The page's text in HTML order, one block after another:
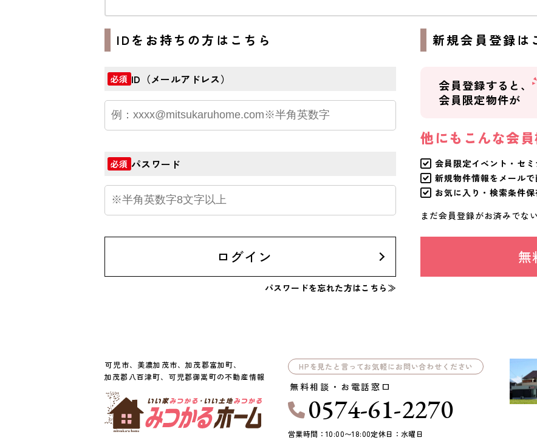
IDをお持ちの方はこちら
必須 ID（メールアドレス）
必須 パスワード
ログイン
パスワードを忘れた方はこちら≫
新規会員登録は
会員登録すると、
会員限定物件が
他にもこんな会
会員限定イベント・セ
新規物件情報をメールで
お気に入り・検索条件
まだ会員登録がお済みでな
無
可児市、美濃加茂市、加茂郡富加町、
加茂郡八百津町、可児郡御嵩町の不動産情報
HPを見たと言ってお気軽にお問い合わせください
無料相談・お電話窓口
0574-61-2270
営業時間：10:00〜18:00定休日：水曜日